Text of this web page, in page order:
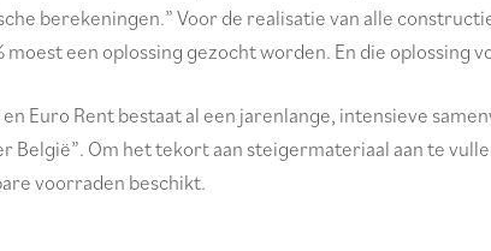
berekeningen.” Voor de realisatie van alle
een oplossing gezocht worden. En die oplossing
en Euro Rent bestaat al een jarenlange, intensieve
België”. Om het tekort aan steigermateriaal aan te
voorraden beschikt.